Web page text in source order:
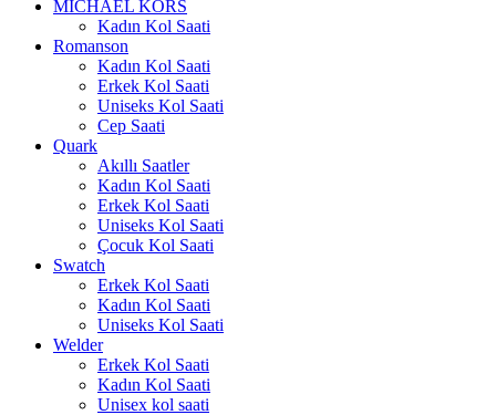
MICHAEL KORS
Kadın Kol Saati
Romanson
Kadın Kol Saati
Erkek Kol Saati
Uniseks Kol Saati
Cep Saati
Quark
Akıllı Saatler
Kadın Kol Saati
Erkek Kol Saati
Uniseks Kol Saati
Çocuk Kol Saati
Swatch
Erkek Kol Saati
Kadın Kol Saati
Uniseks Kol Saati
Welder
Erkek Kol Saati
Kadın Kol Saati
Unisex kol saati